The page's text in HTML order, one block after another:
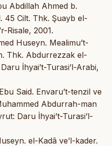
Abdillah Ahmed b.
45 Cilt. Thk. Şuayb el-
Risale, 2001.
Huseyn. Mealimu’t-
Thk. Abdurrezzak el-
İhyai’t-Turasi’l-Arabi,
Said. Envaru’t-tenzil ve
Abdurrah-man
Daru İhyai’t-Turasi’l-
el-Kadâ ve’l-kader.